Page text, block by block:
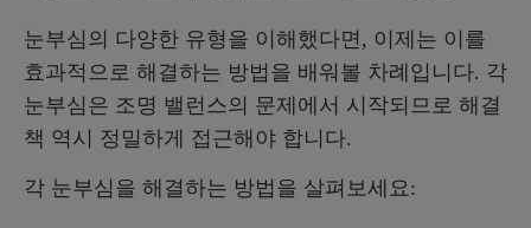
눈부심의 다양한 유형을 이해했다면, 이제는 이를
효과적으로 해결하는 방법을 배워볼 차례입니다. 각
눈부심은 조명 밸런스의 문제에서 시작되므로 해결
책 역시 정밀하게 접근해야 합니다.
각 눈부심을 해결하는 방법을 살펴보세요: